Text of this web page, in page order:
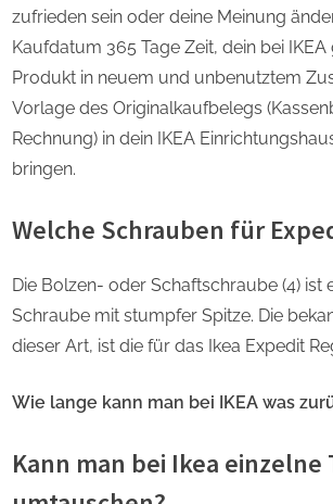
zufrieden sein oder deine Meinung
Kaufdatum 365 Tage Zeit, dein bei IKEA
Produkt in neuem und unbenutztem
Vorlage des Originalkaufbelegs
Rechnung) in dein IKEA
bringen.
Welche Schrauben für
Die Bolzen- oder Schaftschraube (4) ist
Schraube mit stumpfer Spitze. Die
dieser Art, ist die für das Ikea Expedit
Wie lange kann man bei IKEA was
Kann man bei Ikea einzelne